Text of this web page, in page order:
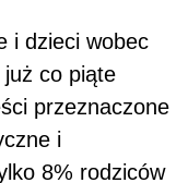
i dzieci wobec
już co piąte
przeznaczone
i
8% rodziców